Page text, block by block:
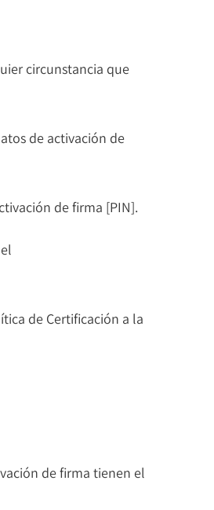
circunstancia que
de activación de
de firma [PIN].
de Certificación a la
de firma tienen el